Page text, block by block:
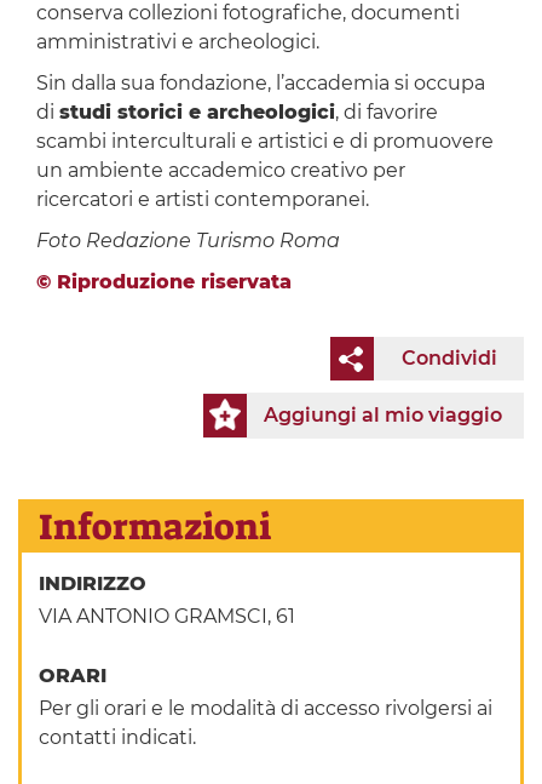
conserva collezioni fotografiche, documenti
amministrativi e archeologici.
Sin dalla sua fondazione, l’accademia si occupa
di studi storici e archeologici, di favorire
scambi interculturali e artistici e di promuovere
un ambiente accademico creativo per
ricercatori e artisti contemporanei.
Foto Redazione Turismo Roma
© Riproduzione riservata
Condividi
Aggiungi al mio viaggio
Informazioni
INDIRIZZO
VIA ANTONIO GRAMSCI, 61
ORARI
Per gli orari e le modalità di accesso rivolgersi ai
contatti indicati.